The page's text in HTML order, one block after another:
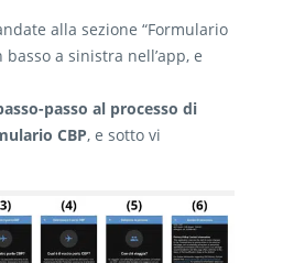
alla sezione “Formulario
basso a sinistra nell’app, e
passo al processo di
CBP, e sotto vi